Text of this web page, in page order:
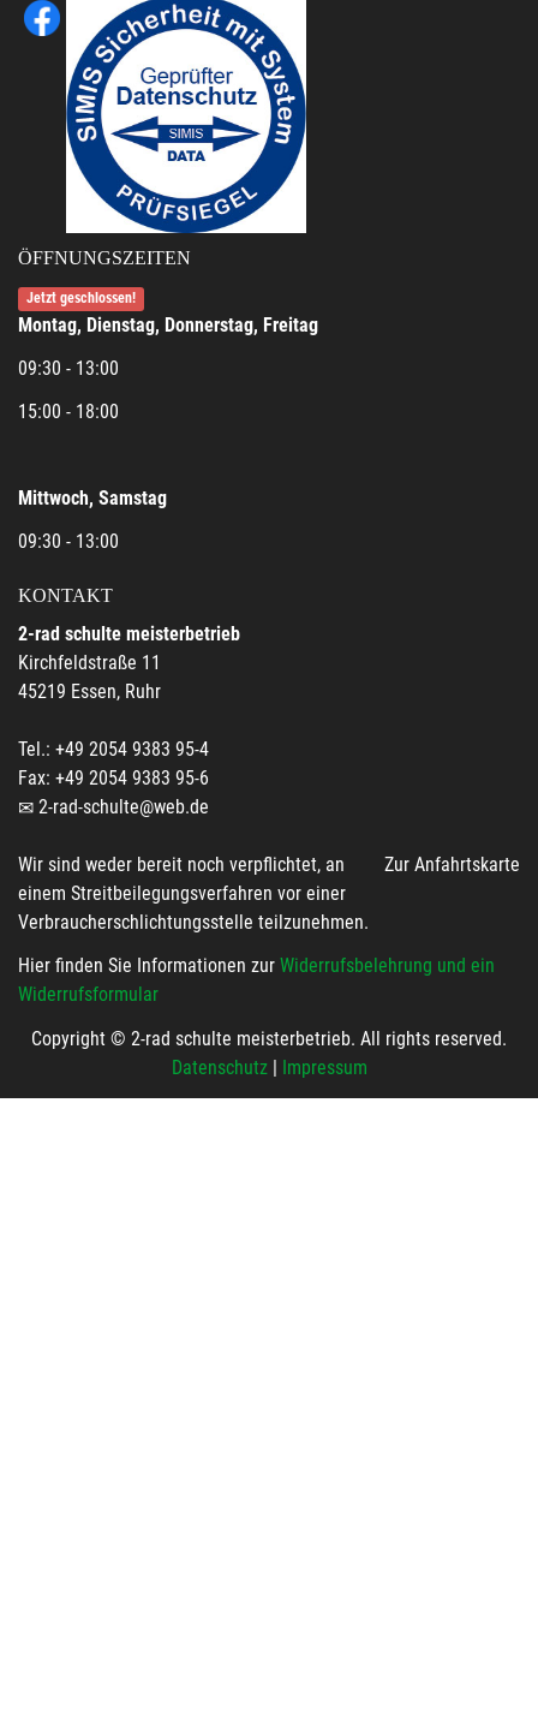
ÖFFNUNGSZEITEN
Jetzt geschlossen!
Montag, Dienstag, Donnerstag, Freitag
09:30 - 13:00
15:00 - 18:00
Mittwoch, Samstag
09:30 - 13:00
KONTAKT
2-rad schulte meisterbetrieb
Kirchfeldstraße 11
45219 Essen, Ruhr
Tel.: +49 2054 9383 95-4
Fax: +49 2054 9383 95-6
2-rad-schulte@web.de
Zur Anfahrtskarte
Wir sind weder bereit noch verpflichtet, an
einem Streitbeilegungsverfahren vor einer
Verbraucherschlichtungsstelle teilzunehmen.
Hier finden Sie Informationen zur Widerrufsbelehrung und ein
Widerrufsformular
Copyright © 2-rad schulte meisterbetrieb. All rights reserved.
Datenschutz| Impressum